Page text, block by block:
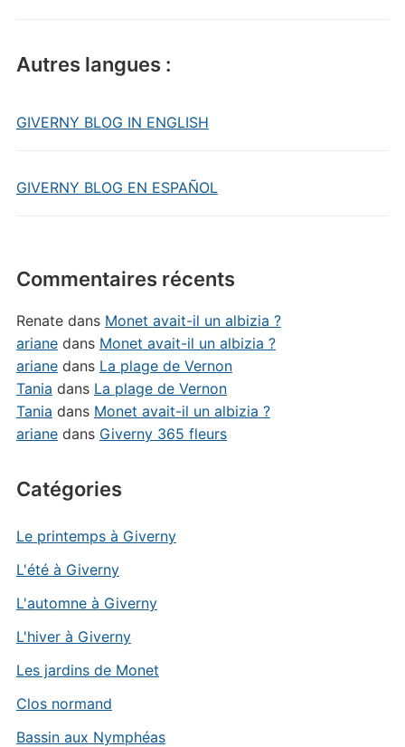
Autres langues :
GIVERNY BLOG IN ENGLISH
GIVERNY BLOG EN ESPAÑOL
Commentaires récents
Renatedans Monet avait-il un albizia ?
arianedans Monet avait-il un albizia ?
arianedans La plage de Vernon
Tania dans La plage de Vernon
Tania dans Monet avait-il un albizia ?
arianedans Giverny 365 fleurs
Catégories
Le printemps à Giverny
L'été à Giverny
L'automne à Giverny
L'hiver à Giverny
Les jardins de Monet
Clos normand
Bassin aux Nymphéas